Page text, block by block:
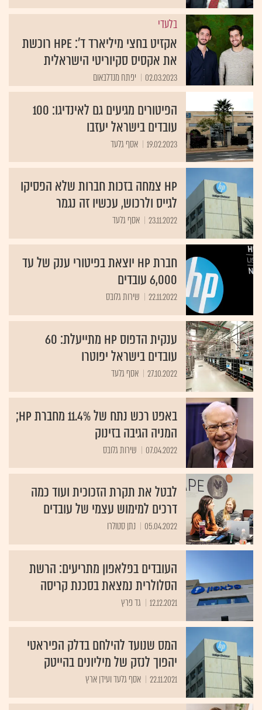
בלעדי
אקזיט בחצי מיליארד ד': HPE רוכשת
את אקסיס סקיוריטי הישראלית
02.03.2023 יפתח מנדלבאום
הפיטורים מגיעים גם לאינדיגו: 100
עובדים בישראל יעזבו
19.02.2023 אסף גלעד
HP צמחה בזכות חברות שלא הפסיקו
לגייס ולרכוש, עכשיו זה נגמר
23.11.2022 אסף גלעד
חברת HP יוצאת בפיטורי ענק של עד
6,000 עובדים
22.11.2022 שירות גלובס
ענקית הדפוס HP מתייעלת: 60
עובדים בישראל יפוטרו
27.10.2022 אסף גלעד
באפט רכש נתח של 11.4% מחברת HP;
המניה הגיבה בזינוק
07.04.2022 שירות גלובס
לבטל את תקרת הזכוכית ועוד כמה
דרכים למימוש עצמי של עובדים
05.04.2022 נתן סטולרו
העובדים בפלאפון מתריעים: הרשת
הסלולרית נמצאת בסכנת קריסה
12.12.2021 גד פרץ
המס שנועד להילחם בדלק הפיראטי
יהפוך לנזק של מיליונים בהייטק
22.11.2021 אסף גלעד ועידן ארץ